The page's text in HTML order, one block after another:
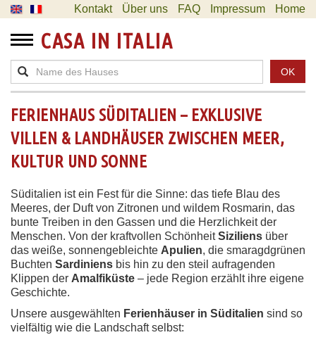
Kontakt Über uns FAQ Impressum Home
CASA IN ITALIA
OK
FERIENHAUS SÜDITALIEN – EXKLUSIVE
VILLEN & LANDHÄUSER ZWISCHEN MEER,
KULTUR UND SONNE
Süditalien ist ein Fest für die Sinne: das tiefe Blau des
Meeres, der Duft von Zitronen und wildem Rosmarin, das
bunte Treiben in den Gassen und die Herzlichkeit der
Menschen. Von der kraftvollen SchönheitSiziliens über
das weiße, sonnengebleichte Apulien, die smaragdgrünen
Buchten Sardiniens bis hin zu den steil aufragenden
Klippen der Amalfiküste – jede Region erzählt ihre eigene
Geschichte.
Unsere ausgewählten Ferienhäuser in Süditalien sind so
vielfältig wie die Landschaft selbst: